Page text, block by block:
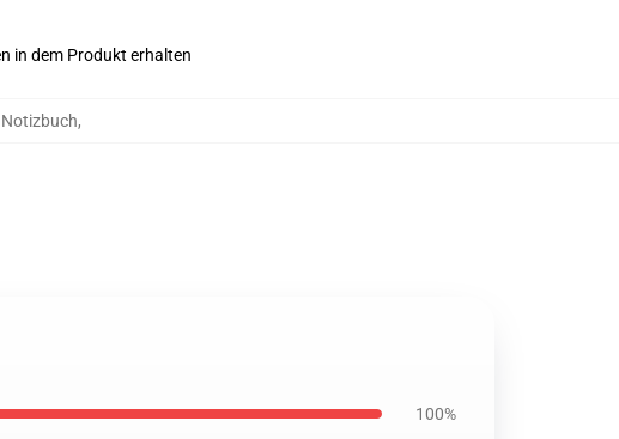
in dem Produkt erhalten
,
100%